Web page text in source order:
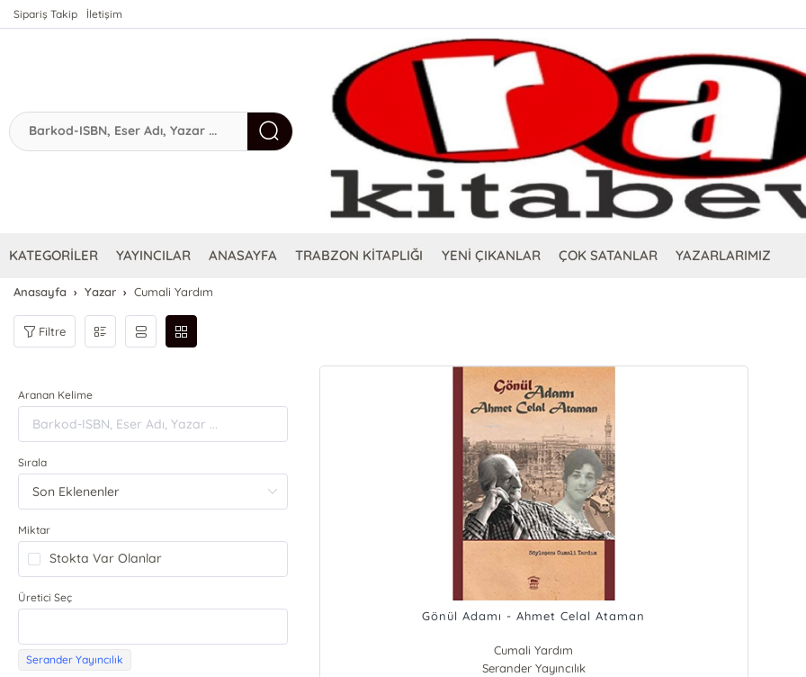
Sipariş Takip İletişim
KATEGORİLER YAYINCILAR ANASAYFA TRABZON KİTAPLIĞI YENİ ÇIKANLAR ÇOK SATANLAR YAZARLARIMIZ
Anasayfa Yazar Cumali Yardım
Filtre
Aranan Kelime
Sırala
Miktar
Stokta Var Olanlar
Üretici Seç
Serander Yayıncılık
Gönül Adamı - Ahmet Celal Ataman
Cumali Yardım
Serander Yayıncılık